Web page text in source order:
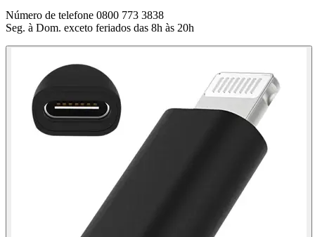
Número de telefone 0800 773 3838
Seg. à Dom. exceto feriados das 8h às 20h